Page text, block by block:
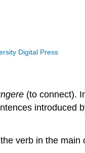
Digital Press
(to connect).
introduced
verb in the main